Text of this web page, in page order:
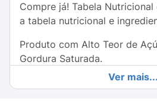
Compre já! Tabela Nutricional
a tabela nutricional e
Produto com Alto Teor de
Gordura Saturada.
Ver mais...